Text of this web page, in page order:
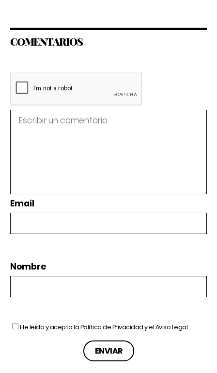
COMENTARIOS
Email
Nombre
He leído y acepto laPolítica de Privacidady elAviso Legal